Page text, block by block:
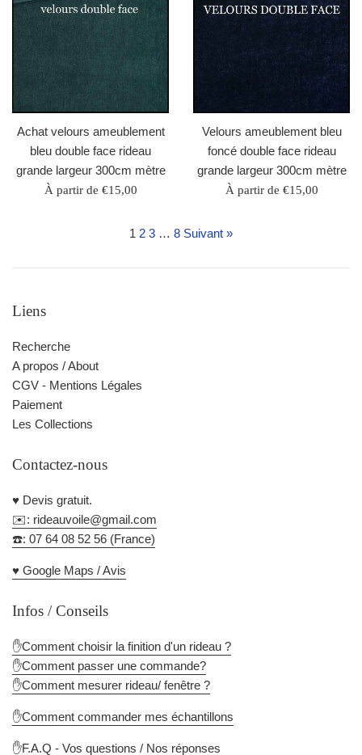
Achat velours ameublement
bleu double face rideau
grande largeur 300cm mètre
À partir de €15,00
Velours ameublement bleu
foncé double face rideau
grande largeur 300cm mètre
À partir de €15,00
1 2 3 … 8 Suivant »
Liens
Recherche
A propos / About
CGV - Mentions Légales
Paiement
Les Collections
Contactez-nous
♥️ Devis gratuit.
✉️: rideauvoile@gmail.com
☎️: 07 64 08 52 56 (France)
♥️ Google Maps / Avis
Infos / Conseils
✋Comment choisir la finition d'un rideau ?
✋Comment passer une commande?
✋Comment mesurer rideau/ fenêtre ?
✋Comment commander mes échantillons
✋F.A.Q - Vos questions / Nos réponses